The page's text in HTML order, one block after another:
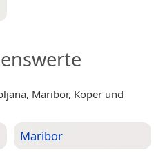
Maribor, Koper und
Maribor